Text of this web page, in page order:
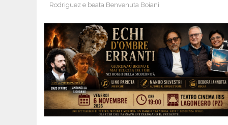
Rodriguez e beata Benvenuta Boiani